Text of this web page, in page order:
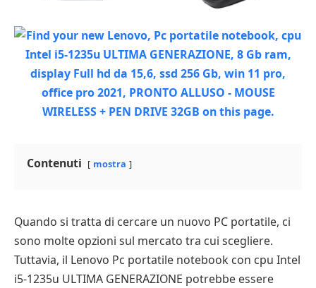
Contenuti mostra
Quando si tratta di cercare un nuovo PC portatile, ci
sono molte opzioni sul mercato tra cui scegliere.
Tuttavia, il Lenovo Pc portatile notebook con cpu Intel
i5-1235u ULTIMA GENERAZIONE potrebbe essere